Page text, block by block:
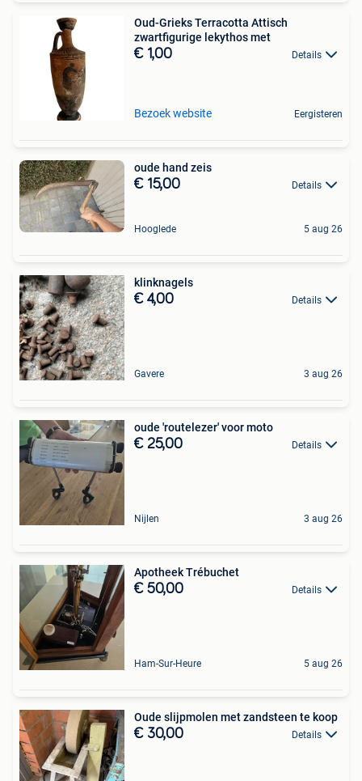
Oud-Grieks Terracotta Attisch
zwartfigurige lekythos met
€ 1,00 Details
Bezoek website Eergisteren
oude hand zeis
€ 15,00 Details
Hooglede 5 aug 26
klinknagels
€ 4,00 Details
Gavere 3 aug 26
oude 'routelezer' voor moto
€ 25,00 Details
Nijlen 3 aug 26
Apotheek Trébuchet
€ 50,00 Details
Ham-Sur-Heure 5 aug 26
Oude slijpmolen met zandsteen te koop
€ 30,00 Details